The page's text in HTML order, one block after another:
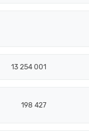
13 254 001
198 427